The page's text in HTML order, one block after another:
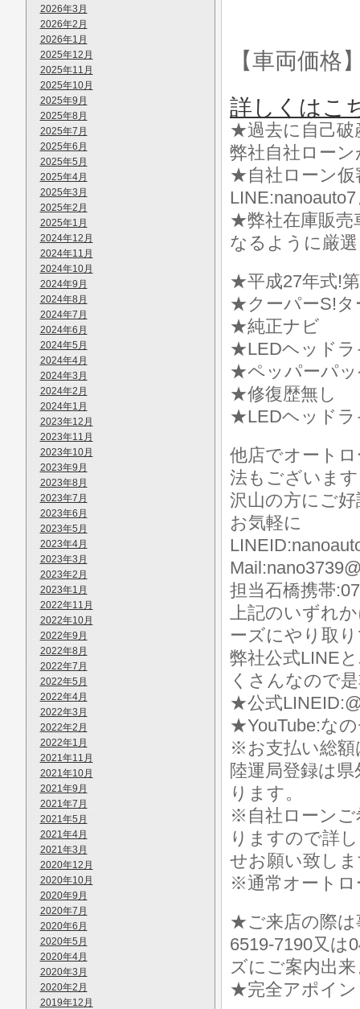
2026年3月
2026年2月
2026年1月
2025年12月
2025年11月
2025年10月
2025年9月
2025年8月
2025年7月
2025年6月
2025年5月
2025年4月
2025年3月
2025年2月
2025年1月
2024年12月
2024年11月
2024年10月
2024年9月
2024年8月
2024年7月
2024年6月
2024年5月
2024年4月
2024年3月
2024年2月
2024年1月
2023年12月
2023年11月
2023年10月
2023年9月
2023年8月
2023年7月
2023年6月
2023年5月
2023年4月
2023年3月
2023年2月
2023年1月
2022年11月
2022年10月
2022年9月
2022年8月
2022年7月
2022年5月
2022年4月
2022年3月
2022年2月
2022年1月
2021年11月
2021年10月
2021年9月
2021年7月
2021年5月
2021年4月
2021年3月
2020年12月
2020年10月
2020年9月
2020年7月
2020年6月
2020年5月
2020年4月
2020年3月
2020年2月
2019年12月
【車両価格
詳しくはこ
★過去に自己破
弊社自社ロー
★自社ローン仮
★弊社在庫販売
なるように厳
★平成27年式!
★クーパーS!タ
★純正ナビ
★LEDヘッドラ
★ペッパーパ
★修復歴無し
★LEDヘッドラ
他店でオート
法もございま
沢山の方にご
お気軽に
担当石橋携帯
上記のいずれ
ーズにやり取
弊社公式LINE
くさんなので
★公式
★YouTube:な
※お支払い総額
陸運局登録は
ります。
※自社ローンご
りますので詳
せお願い致し
※通常オートロ
★ご来店の際は
6519-7190又は
ズにご案内出
★完全アポイ